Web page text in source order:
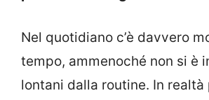
Nel quotidiano c’è davvero
tempo, ammenoché non si è
lontani dalla routine. In realtà